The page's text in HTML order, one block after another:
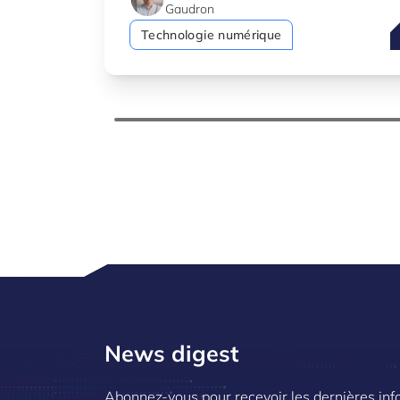
Gaudron
Technologie numérique
News digest
Abonnez-vous pour recevoir les dernières